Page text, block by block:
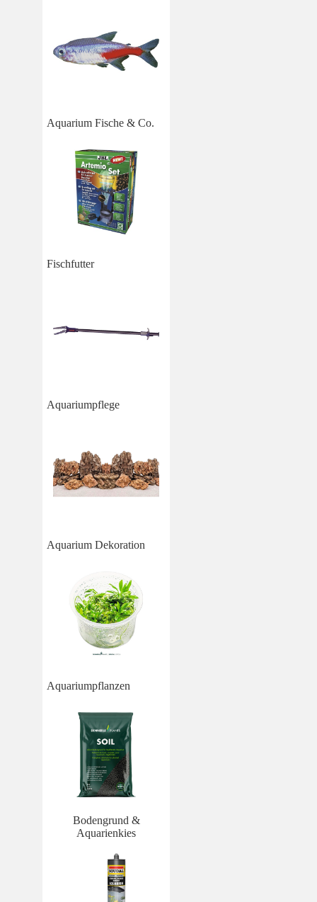
Aquarium Fische & Co.
Fischfutter
Aquariumpflege
Aquarium Dekoration
Aquariumpflanzen
Bodengrund &
Aquarienkies